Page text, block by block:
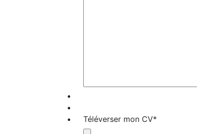
Téléverser mon CV*